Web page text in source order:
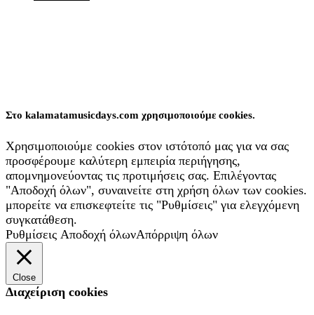
Στο kalamatamusicdays.com χρησιμοποιούμε cookies.
Χρησιμοποιούμε cookies στον ιστότοπό μας για να σας
προσφέρουμε καλύτερη εμπειρία περιήγησης,
απομνημονεύοντας τις προτιμήσεις σας. Επιλέγοντας
"Αποδοχή όλων", συναινείτε στη χρήση όλων των cookies.
μπορείτε να επισκεφτείτε τις "Ρυθμίσεις" για ελεγχόμενη
συγκατάθεση.
Ρυθμίσεις Αποδοχή όλωνΑπόρριψη όλων
Close
Διαχείριση cookies